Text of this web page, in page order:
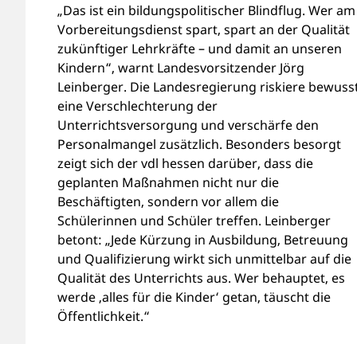
„Das ist ein bildungspolitischer Blindflug. Wer am
Vorbereitungsdienst spart, spart an der Qualität
zukünftiger Lehrkräfte – und damit an unseren
Kindern“, warnt Landesvorsitzender Jörg
Leinberger. Die Landesregierung riskiere
eine Verschlechterung der
Unterrichtsversorgung und verschärfe den
Personalmangel zusätzlich. Besonders besorgt
zeigt sich der vdl hessen darüber, dass die
geplanten Maßnahmen nicht nur die
Beschäftigten, sondern vor allem die
Schülerinnen und Schüler treffen. Leinberger
betont: „Jede Kürzung in Ausbildung, Betreuung
und Qualifizierung wirkt sich unmittelbar auf die
Qualität des Unterrichts aus. Wer behauptet, es
werde ‚alles für die Kinder‘ getan, täuscht die
Öffentlichkeit.“